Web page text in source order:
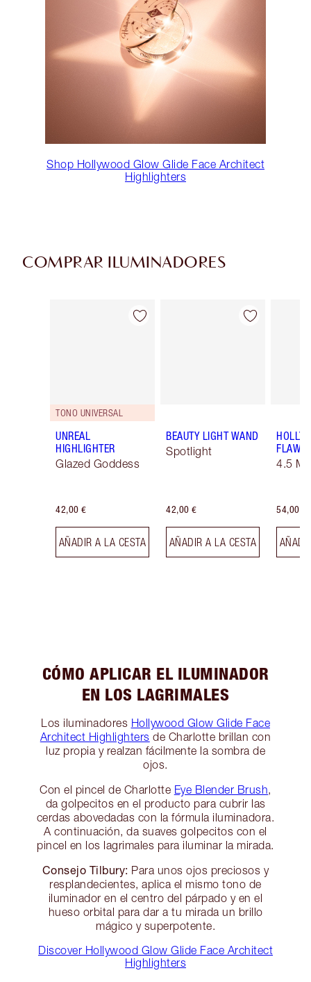
Shop Hollywood Glow Glide Face Architect
Highlighters
COMPRAR ILUMINADORES
Artículo 1 de 34
TONO UNIVERSAL
UNREAL
HIGHLIGHTER
Glazed Goddess
42,00 €
AÑADIR A LA CESTA
Artículo 2 de 34
BEAUTY LIGHT WAND
Spotlight
42,00 €
AÑADIR A LA CESTA
4.5
54,00 €
CÓMO APLICAR EL ILUMINADOR
EN LOS LAGRIMALES
Los iluminadores Hollywood Glow Glide Face
Architect Highlighters de Charlotte brillan con
luz propia y realzan fácilmente la sombra de
ojos.
Con el pincel de Charlotte Eye Blender Brush,
da golpecitos en el producto para cubrir las
cerdas abovedadas con la fórmula iluminadora.
A continuación, da suaves golpecitos con el
pincel en los lagrimales para iluminar la mirada.
Consejo Tilbury: Para unos ojos preciosos y
resplandecientes, aplica el mismo tono de
iluminador en el centro del párpado y en el
hueso orbital para dar a tu mirada un brillo
mágico y superpotente.
Discover Hollywood Glow Glide Face Architect
Highlighters